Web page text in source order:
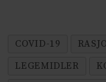
COVID-19
LEGEMIDLER